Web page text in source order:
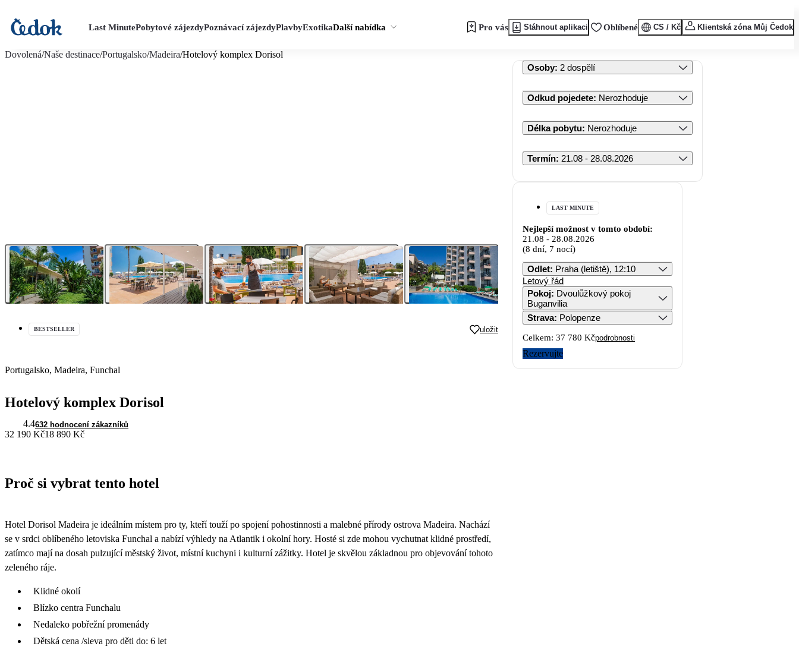
Last MinutePobytové zájezdyPoznávací zájezdyPlavbyExotikaDalší nabídka Pro vás Stáhnout aplikaci Oblíbené CS / Kč Klientská zóna Můj Čedok
Dovolená/Naše destinace/Portugalsko/Madeira/Hotelový komplex Dorisol
BESTSELLER uložit
Portugalsko, Madeira, Funchal
Hotelový komplex Dorisol
4.4632 hodnocení zákazníků
32 190 Kč18 890 Kč
Proč si vybrat tento hotel
Hotel Dorisol Madeira je ideálním místem pro ty, kteří touží po spojení pohostinnosti a malebné přírody ostrova Madeira. Nachází
se v srdci oblíbeného letoviska Funchal a nabízí výhledy na Atlantik i okolní hory. Hosté si zde mohou vychutnat klidné prostředí,
zatímco mají na dosah pulzující městský život, místní kuchyni i kulturní zážitky. Hotel je skvělou základnou pro objevování tohoto
zeleného ráje.
Klidné okolí
Blízko centra Funchalu
Nedaleko pobřežní promenády
Dětská cena /sleva pro děti do: 6 let
Osoby: 2 dospělí
Odkud pojedete: Nerozhoduje
Délka pobytu: Nerozhoduje
Termín: 21.08 - 28.08.2026
LAST MINUTE
Nejlepší možnost v tomto období:
21.08 - 28.08.2026
(8 dní, 7 nocí)
Odlet: Praha (letiště), 12:10
Letový řád
Pokoj: Dvoulůžkový pokoj
Buganvilia
Strava: Polopenze
Celkem: 37 780 Kčpodrobnosti
Rezervujte